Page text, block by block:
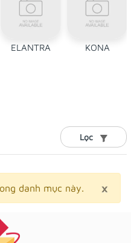
ELANTRA KONA
Lọc
×
danh mục này.